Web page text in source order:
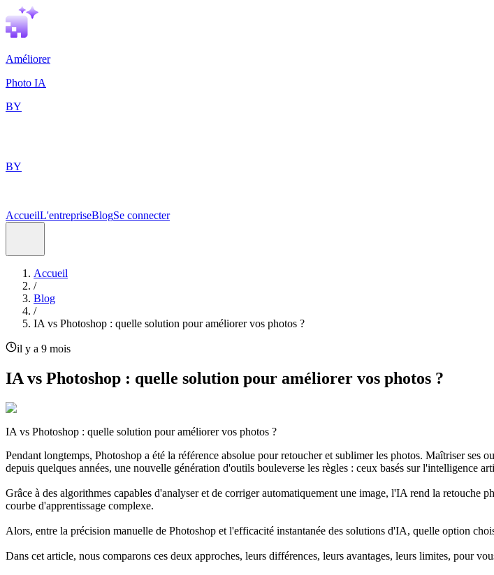
Améliorer
Photo IA
BY
BY
AccueilL'entrepriseBlogSe connecter
Accueil
/
Blog
/
IA vs Photoshop : quelle solution pour améliorer vos photos ?
il y a 9 mois
IA vs Photoshop : quelle solution pour améliorer vos photos ?
IA vs Photoshop : quelle solution pour améliorer vos photos ?
Pendant longtemps, Photoshop a été la référence absolue pour retoucher et sublimer les photos. Maîtriser
depuis quelques années, une nouvelle génération d'outils bouleverse les règles : ceux basés sur l'intelligence
Grâce à des algorithmes capables d'analyser et de corriger automatiquement une image, l'IA rend la retouche
courbe d'apprentissage complexe.
Alors, entre la précision manuelle de Photoshop et l'efficacité instantanée des solutions d'IA, quelle option
Dans cet article, nous comparons ces deux approches, leurs différences, leurs avantages, leurs limites, pour